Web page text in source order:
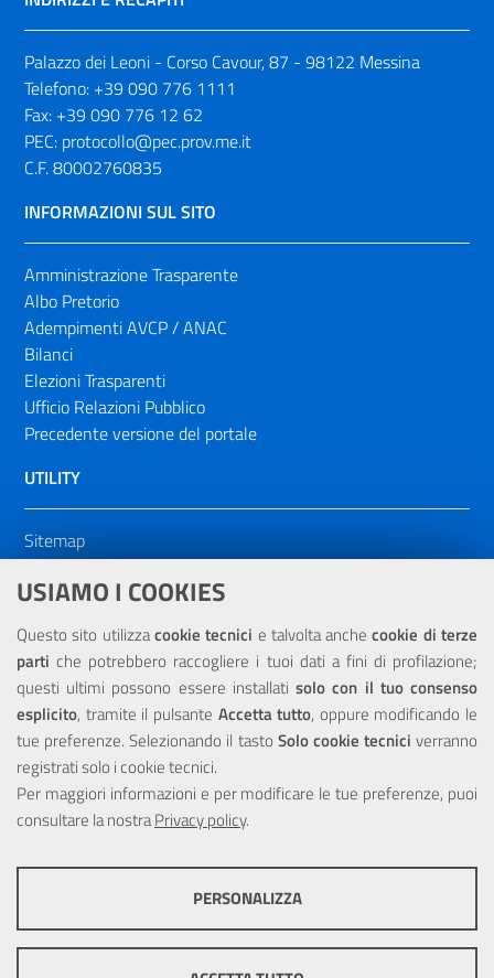
USIAMO I COOKIES
Questo sito utilizzacookie tecnici e talvolta anchecookie di terze
parti che potrebbero raccogliere i tuoi dati a fini di profilazione;
questi ultimi possono essere installatisolo con il tuo consenso
esplicito, tramite il pulsante Accetta tutto, oppure modificando le
tue preferenze. Selezionando il tasto Solo cookie tecnici verranno
registrati solo i cookie tecnici.
Per maggiori informazioni e per modificare le tue preferenze, puoi
consultare la nostraPrivacy policy.
PERSONALIZZA
Palazzo dei Leoni - Corso Cavour, 87 - 98122 Messina
Telefono: +39 090 776 1111
Fax: +39 090 776 12 62
PEC: protocollo@pec.prov.me.it
C.F. 80002760835
INFORMAZIONI SUL SITO
Amministrazione Trasparente
Albo Pretorio
Adempimenti AVCP / ANAC
Bilanci
Elezioni Trasparenti
Ufficio Relazioni Pubblico
Precedente versione del portale
UTILITY
Sitemap
Dichiarazione di accessibilità
NOTE LEGALI
Privacy
Portale realizzato con la partecipazione finanziaria dell'Unione
Europea tramite i fondi del POR Sicilia 2000/2006 Misura 6.05 -